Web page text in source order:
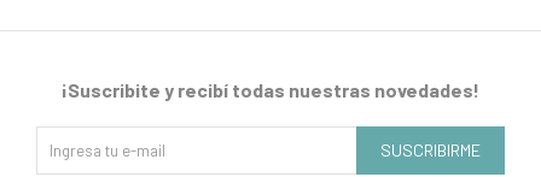
¡Suscribite y recibí todas nuestras novedades!
SUSCRIBIRME